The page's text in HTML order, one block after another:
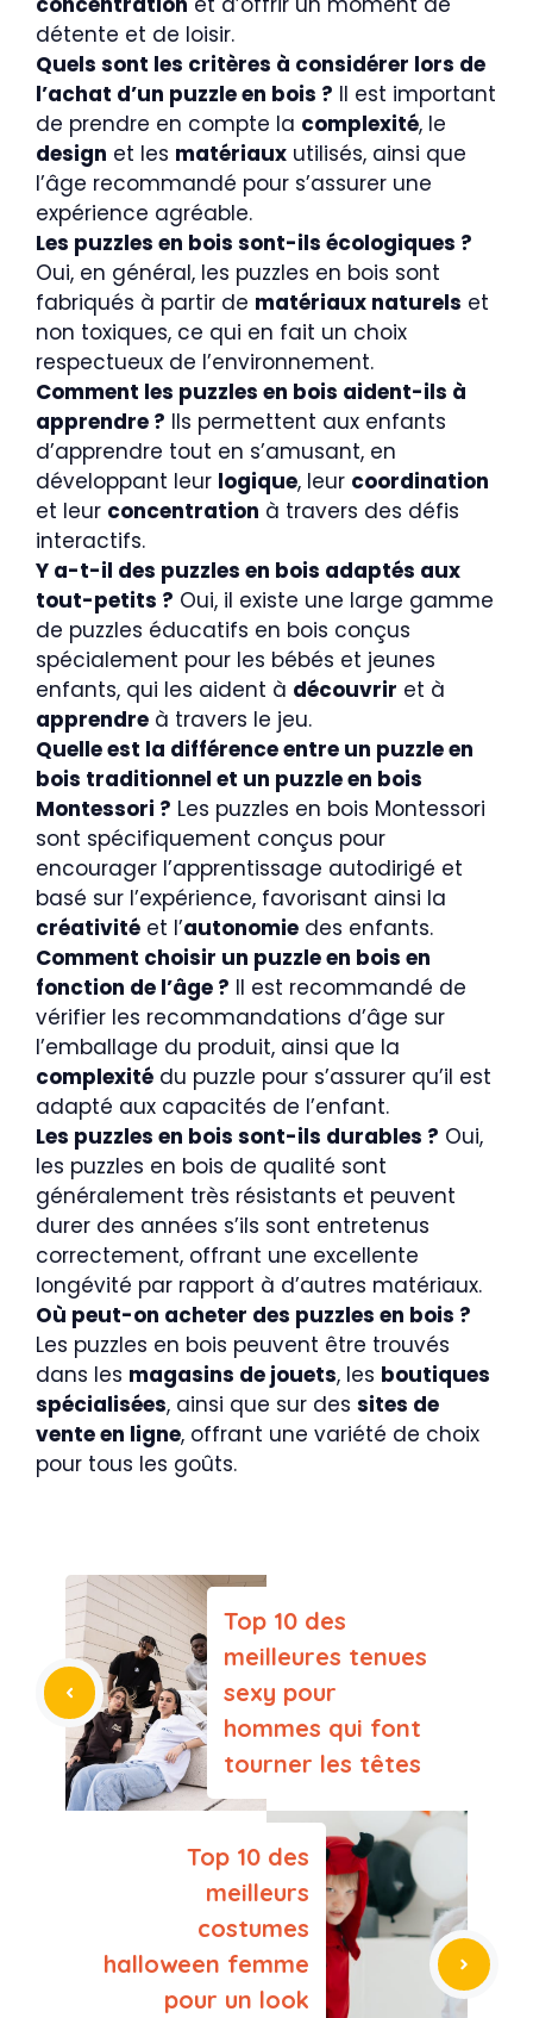
détente et de loisir.
Quels sont les critères à considérer lors de
l’achat d’un puzzle en bois ? Il est important
de prendre en compte la complexité, le
design et les matériaux utilisés, ainsi que
l’âge recommandé pour s’assurer une
expérience agréable.
Les puzzles en bois sont-ils écologiques ?
Oui, en général, les puzzles en bois sont
fabriqués à partir de matériaux naturels et
non toxiques, ce qui en fait un choix
respectueux de l’environnement.
Comment les puzzles en bois aident-ils à
apprendre ? Ils permettent aux enfants
d’apprendre tout en s’amusant, en
développant leur logique, leur coordination
et leur concentration à travers des défis
interactifs.
Y a-t-il des puzzles en bois adaptés aux
tout-petits ? Oui, il existe une large gamme
de puzzles éducatifs en bois conçus
spécialement pour les bébés et jeunes
enfants, qui les aident à découvrir et à
apprendre à travers le jeu.
Quelle est la différence entre un puzzle en
bois traditionnel et un puzzle en bois
Montessori ? Les puzzles en bois Montessori
sont spécifiquement conçus pour
encourager l’apprentissage autodirigé et
basé sur l’expérience, favorisant ainsi la
créativité et l’autonomie des enfants.
Comment choisir un puzzle en bois en
fonction de l’âge ? Il est recommandé de
vérifier les recommandations d’âge sur
l’emballage du produit, ainsi que la
complexité du puzzle pour s’assurer qu’il est
adapté aux capacités de l’enfant.
Les puzzles en bois sont-ils durables ? Oui,
les puzzles en bois de qualité sont
généralement très résistants et peuvent
durer des années s’ils sont entretenus
correctement, offrant une excellente
longévité par rapport à d’autres matériaux.
Où peut-on acheter des puzzles en bois ?
Les puzzles en bois peuvent être trouvés
dans les magasins de jouets, les boutiques
spécialisées, ainsi que sur des sites de
vente en ligne, offrant une variété de choix
pour tous les goûts.
Top 10 des
meilleures tenues
sexy pour
hommes qui font
tourner les têtes
Top 10 des
meilleurs
costumes
halloween femme
pour un look